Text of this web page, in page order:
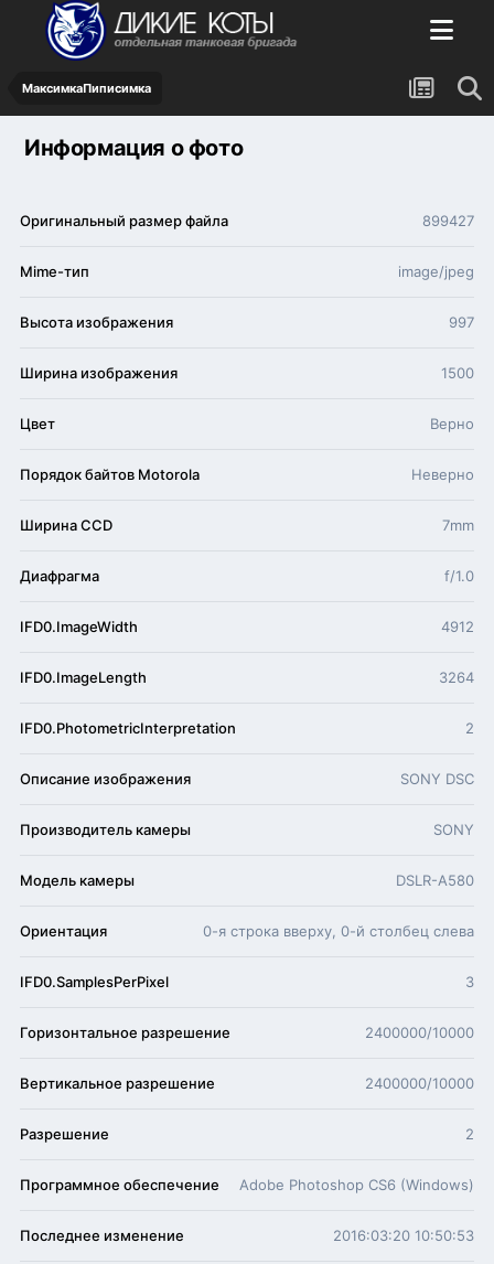
МаксимкаПиписимка
Информация о фото
Оригинальный размер файла 899427
Mime-тип image/jpeg
Высота изображения 997
Ширина изображения 1500
Цвет Верно
Порядок байтов Motorola Неверно
Ширина CCD 7mm
Диафрагма f/1.0
IFD0.ImageWidth 4912
IFD0.ImageLength 3264
IFD0.PhotometricInterpretation 2
Описание изображения SONY DSC
Производитель камеры SONY
Модель камеры DSLR-A580
Ориентация 0-я строка вверху, 0-й столбец слева
IFD0.SamplesPerPixel 3
Горизонтальное разрешение 2400000/10000
Вертикальное разрешение 2400000/10000
Разрешение 2
Программное обеспечение Adobe Photoshop CS6 (Windows)
Последнее изменение 2016:03:20 10:50:53